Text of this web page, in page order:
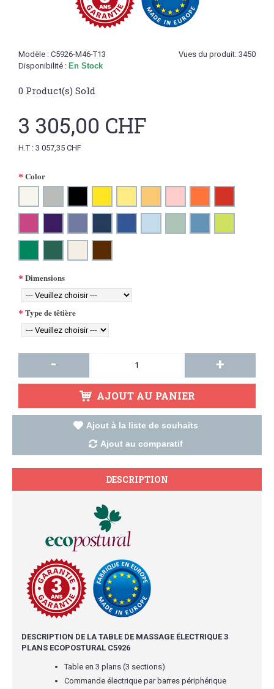
Vues du produit: 3450
Modèle : C5926-M46-T13
Disponibilité : En Stock
0 Product(s) Sold
3 305,00 CHF
H.T : 3 057,35 CHF
Color
Dimensions
Type de têtière
- +
AJOUT AU PANIER
Ajout à la liste de souhaits
Ajout au comparatif
DESCRIPTION
DESCRIPTION DE LA TABLE DE MASSAGE ÉLECTRIQUE 3
PLANS ECOPOSTURAL C5926
Table en 3 plans (3 sections)
Commande électrique par barres périphérique